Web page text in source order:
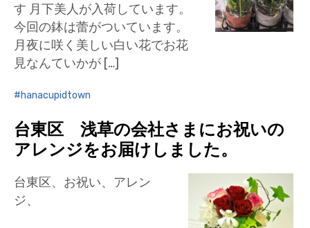
す 月下美人が入荷しています。
今回の鉢は蕾がついています。
月夜に咲く美しい白い花でお花
見なんていかが […]
hanacupidtown
台東区 浅草の会社さまにお祝いの
アレンジをお届けしました。
台東区、お祝い、アレン
ジ、